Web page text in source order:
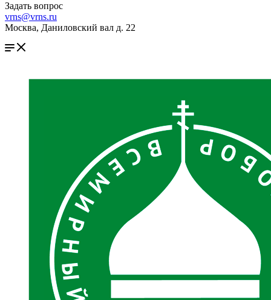
Задать вопрос
vrns@vrns.ru
Москва, Даниловский вал д. 22